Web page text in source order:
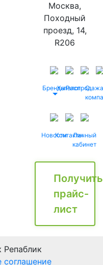
Москва,
Походный
проезд, 14,
R206
БрендыКаталог
Распродажа
О
НовостиКонтактыЛичный
кабинет
Получить
прайс-
лист
соглашение